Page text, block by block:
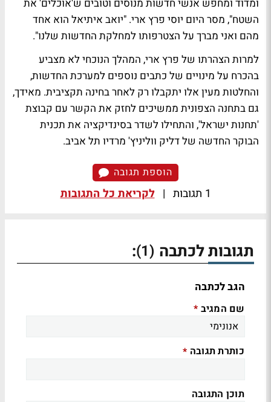
ומדוד ומחפש אנשי חדשות מנוסים וטובים ש'אוכלים' את
השטח", מסר היום יוסי פרץ ארי. "יואב איתיאל הוא אחד
מהם ואני מברך על הצטרפותו למחלקת החדשות שלנו".
למרות הצהרתו של פרץ ארי, המהלך הנוכחי לא מצביע
בהכרח על מינויים של כתבים נוספים למערכת החדשות,
והחלטות מעין אלו יתקבלו רק לאחר בחינה תקציבית. מאידך,
גם בתחנה הצפונית ממשיכים לחזק את הקשר עם קבוצת
'תחנות ישראל', והתחילו לשדר בסינדיקציה את תכנית
הבוקר החדשה של דליק ווליניץ' מרדיו תל אביב.
הוספת תגובה
1 תגובות | לקריאת כל התגובות
תגובות לכתבה (1)
:
הגב לכתבה
שם המגיב *
כותרת תגובה *
תוכן התגובה